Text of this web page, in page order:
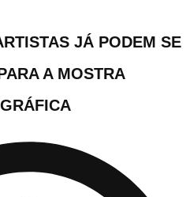
JÁ PODEM SE
A MOSTRA